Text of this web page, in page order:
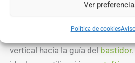
Ver
Política de cookies
producto resistente y duradero.
vertical hacia la guía delbastidor